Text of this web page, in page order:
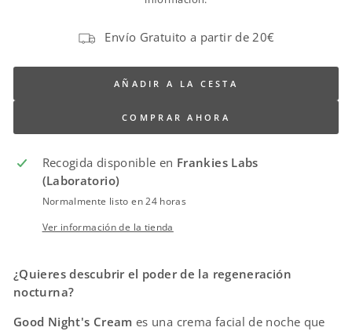
Envío Gratuito a partir de 20€
AÑADIR A LA CESTA
COMPRAR AHORA
Recogida disponible en Frankies Labs
(Laboratorio)
Normalmente listo en 24 horas
Ver información de la tienda
¿Quieres descubrir el poder de la regeneración
nocturna?
Good Night's Cream es una crema facial de noche que